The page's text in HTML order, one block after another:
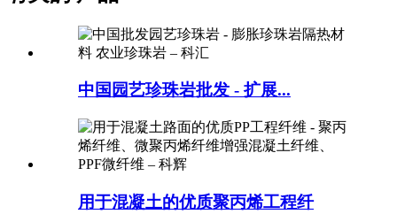
中国园艺珍珠岩批发 - 扩展...
用于混凝土的优质聚丙烯工程纤